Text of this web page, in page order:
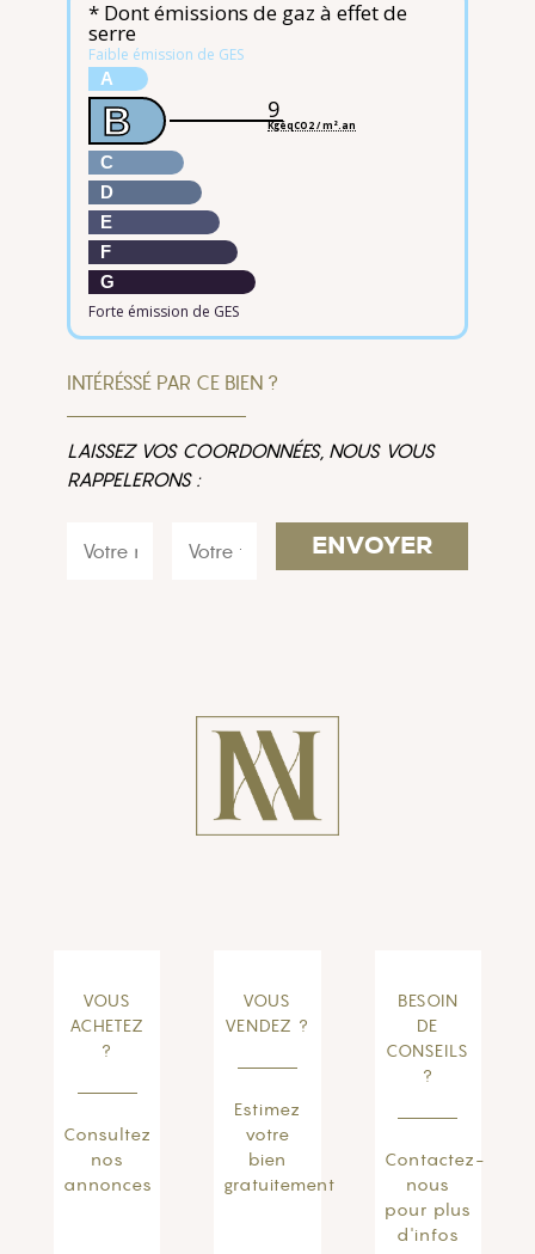
* Dont émissions de gaz à effet de
serre
Faible émission de GES
A
B
C
D
E
F
G
Forte émission de GES
9
KgéqCO2 / m².an
INTÉRÉSSÉ PAR CE BIEN ?
LAISSEZ VOS COORDONNÉES, NOUS VOUS
RAPPELERONS :
VOUS
ACHETEZ
?
Consultez
nos
annonces
VOUS
VENDEZ ?
Estimez
votre
bien
gratuitement
BESOIN
DE
CONSEILS
?
Contactez-
nous
pour plus
d'infos